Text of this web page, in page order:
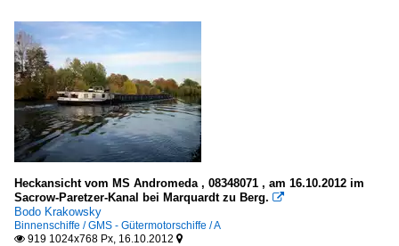
Heckansicht vom MS Andromeda , 08348071 , am 16.10.2012 im
Sacrow-Paretzer-Kanal bei Marquardt zu Berg. 
Bodo Krakowsky
Binnenschiffe / GMS - Gütermotorschiffe / A
 919 1024x768 Px, 16.10.2012 